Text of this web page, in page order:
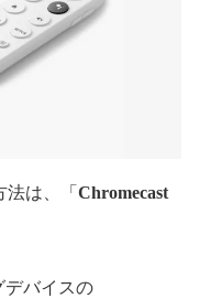
は、「 Chromecast
デバイスの